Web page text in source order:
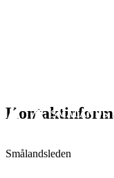
Smålandsleden